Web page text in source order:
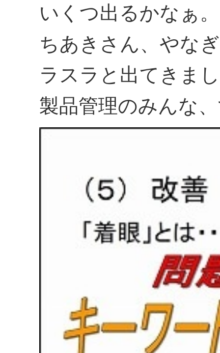
いくつ出るかなぁ。
ちあきさん、やな
ラスラと出てきま
製品管理のみんな